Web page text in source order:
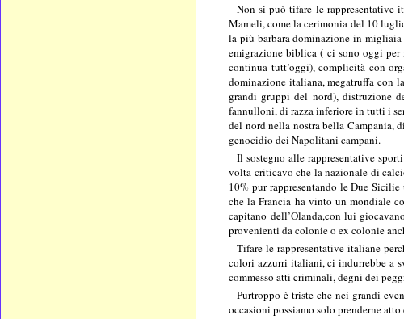
Non si può tifare le rappresentative
Mameli, come la cerimonia del 10
la più barbara dominazione in
emigrazione biblica ( ci sono oggi
continua tutt’oggi), complicità con
dominazione italiana, megatruffa con
grandi gruppi del nord), distruzione
fannulloni, di razza inferiore in tutti i
del nord nella nostra bella Campania,
genocidio dei Napolitani campani.
Il sostegno alle rappresentative
volta criticavo che la nazionale di
10% pur rappresentando le Due
che la Francia ha vinto un mondiale
capitano dell’Olanda,con lui
provenienti da colonie o ex colonie
Tifare le rappresentative italiane
colori azzurri italiani, ci indurrebbe a
commesso atti criminali, degni dei
Purtroppo è triste che nei grandi
occasioni possiamo solo prenderne